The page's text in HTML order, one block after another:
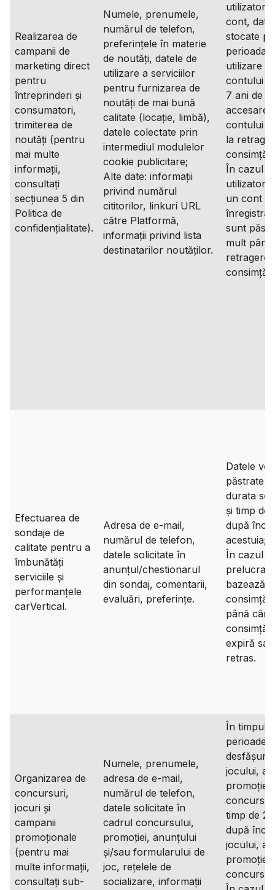
Realizarea de
campanii de
marketing direct
pentru
întreprinderi și
consumatori,
trimiterea de
noutăți (pentru
mai multe
informații,
consultați
secțiunea 5 din
Politica de
confidențialitate).
Numele, prenumele,
numărul de telefon,
preferințele în materie
de noutăți, datele de
utilizare a serviciilor
pentru furnizarea de
noutăți de mai bună
calitate (locație, limbă),
datele colectate prin
intermediul modulelor
cookie publicitare;
Alte date: informații
privind numărul
cititorilor, linkuri URL
către Platformă,
informații privind lista
destinatarilor noutăților.
cont,
stocate
perioada
utilizare a
contului
7 ani de
accesare
contului
la
În cazul
un cont
sunt
mult până
retragerea
Efectuarea de
sondaje de
calitate pentru a
îmbunătăți
serviciile și
performanțele
carVertical.
Adresa de e-mail,
numărul de telefon,
datele solicitate în
anunțul/chestionarul
din sondaj, comentarii,
evaluări, preferințe.
Datele
păstrate
durata
și timp de
după
acestuia;
În cazul
bazează
până când
expiră
retras.
Organizarea de
concursuri,
jocuri și
campanii
promoționale
(pentru mai
multe informații,
consultați sub-
Numele, prenumele,
adresa de e-mail,
numărul de telefon,
datele solicitate în
cadrul concursului,
promoției, anunțului
și/sau formularului de
joc, rețelele de
socializare, informații
În timpul
perioadei
jocului, a
promoției,
timp de 2
după
jocului, a
promoției,